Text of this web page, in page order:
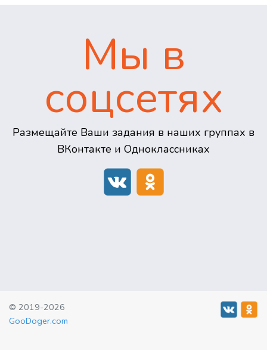
Мы в
соцсетях
Размещайте Ваши задания в наших группах в
ВКонтакте и Одноклассниках
© 2019-2026
GooDoger.com